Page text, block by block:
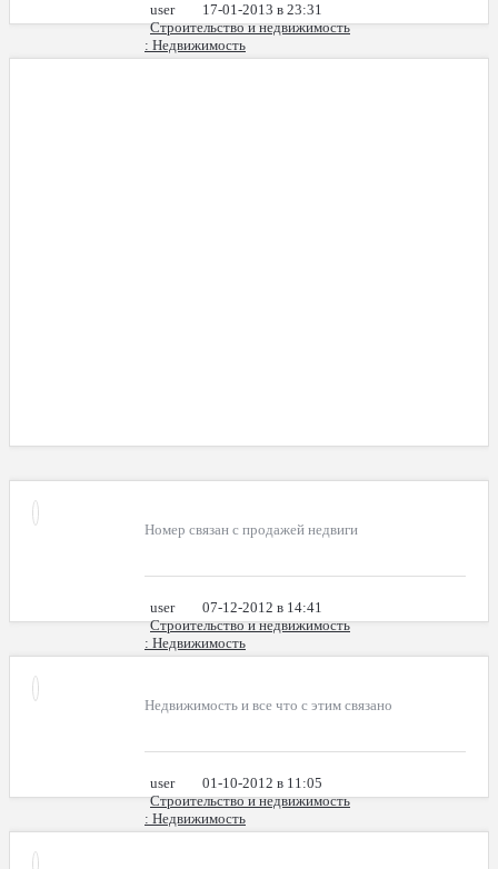
user
17-01-2013 в 23:31
Строительство и недвижимость
: Недвижимость
Номер связан с продажей недвиги
user
07-12-2012 в 14:41
Строительство и недвижимость
: Недвижимость
Недвижимость и все что с этим связано
user
01-10-2012 в 11:05
Строительство и недвижимость
: Недвижимость